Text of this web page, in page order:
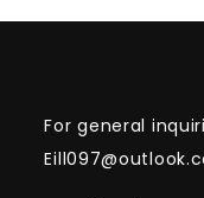
For general